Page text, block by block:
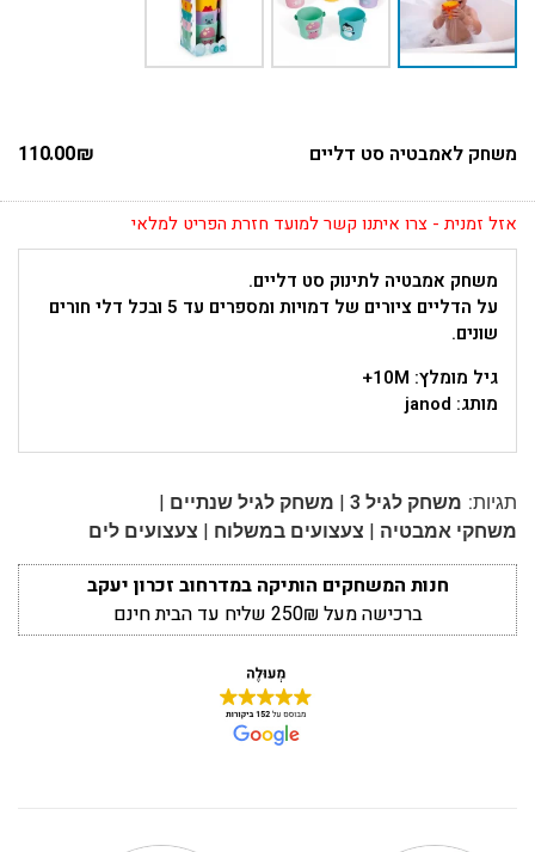
משחק לאמבטיה סט דליים 110.00₪
אזל זמנית - צרו איתנו קשר למועד חזרת הפריט למלאי
משחק אמבטיה לתינוק סט דליים.
על הדליים ציורים של דמויות ומספרים עד 5 ובכל דלי חורים
שונים.
גיל מומלץ: 10M+
מותג: janod
תגיות: משחק לגיל 3 | משחק לגיל שנתיים |
משחקי אמבטיה | צעצועים במשלוח | צעצועים לים
חנות המשחקים הותיקה במדרחוב זכרון יעקב
ברכישה מעל 250₪ שליח עד הבית חינם